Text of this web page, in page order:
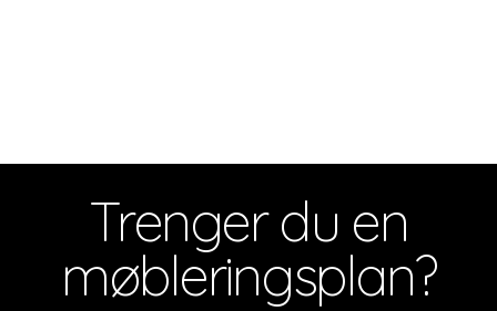
Trenger du en
møbleringsplan?